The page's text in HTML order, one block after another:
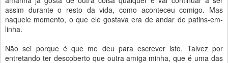
assim durante o resto da vida, como aconteceu comigo. Mas
naquele momento, o que ele gostava era de andar de patins-em-
linha.
Não sei porque é que me deu para escrever isto. Talvez por
entretando ter descoberto que outra amiga minha, que é uma das